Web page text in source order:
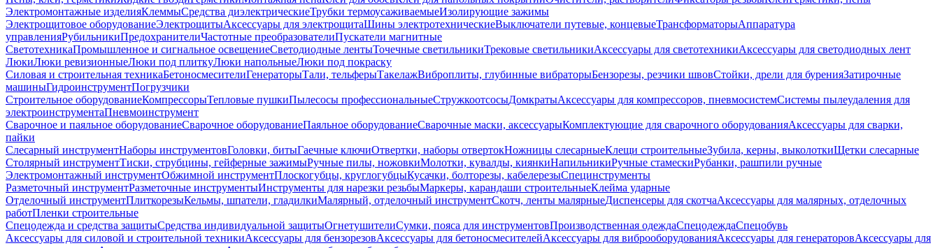
Электромонтажные изделияКлеммыСредства диэлектрическиеТрубки термоусаживаемыеИзолирующие зажимы
Электрощитовое оборудованиеЭлектрощитыАксессуары для электрощитаШины электротехническиеВыключатели путевые, концевыеТрансформаторыАппаратура
управленияРубильникиПредохранителиЧастотные преобразователиПускатели магнитные
СветотехникаПромышленное и сигнальное освещениеСветодиодные лентыТочечные светильникиТрековые светильникиАксессуары для светотехникиАксессуары для светодиодных лент
ЛюкиЛюки ревизионныеЛюки под плиткуЛюки напольныеЛюки под покраску
Силовая и строительная техникаБетоносмесителиГенераторыТали, тельферыТакелажВиброплиты, глубинные вибраторыБензорезы, резчики швовСтойки, дрели для буренияЗатирочные
машиныГидроинструментПогрузчики
Строительное оборудованиеКомпрессорыТепловые пушкиПылесосы профессиональныеСтружкоотсосыДомкратыАксессуары для компрессоров, пневмосистемСистемы пылеудаления для
электроинструментаПневмоинструмент
Сварочное и паяльное оборудованиеСварочное оборудованиеПаяльное оборудованиеСварочные маски, аксессуарыКомплектующие для сварочного оборудованияАксессуары для сварки,
пайки
Слесарный инструментНаборы инструментовГоловки, битыГаечные ключиОтвертки, наборы отвертокНожницы слесарныеКлещи строительныеЗубила, керны, выколоткиЩетки слесарные
Столярный инструментТиски, струбцины, гейферные зажимыРучные пилы, ножовкиМолотки, кувалды, киянкиНапильникиРучные стамескиРубанки, рашпили ручные
Электромонтажный инструментОбжимной инструментПлоскогубцы, круглогубцыКусачки, болторезы, кабелерезыСпецинструменты
Разметочный инструментРазметочные инструментыИнструменты для нарезки резьбыМаркеры, карандаши строительныеКлейма ударные
Отделочный инструментПлиткорезыКельмы, шпатели, гладилкиМалярный, отделочный инструментСкотч, ленты малярныеДиспенсеры для скотчаАксессуары для малярных, отделочных
работПленки строительные
Спецодежда и средства защитыСредства индивидуальной защитыОгнетушителиСумки, пояса для инструментовПроизводственная одеждаСпецодеждаСпецобувь
Аксессуары для силовой и строительной техникиАксессуары для бензорезовАксессуары для бетоносмесителейАксессуары для виброоборудованияАксессуары для генераторовАксессуары для